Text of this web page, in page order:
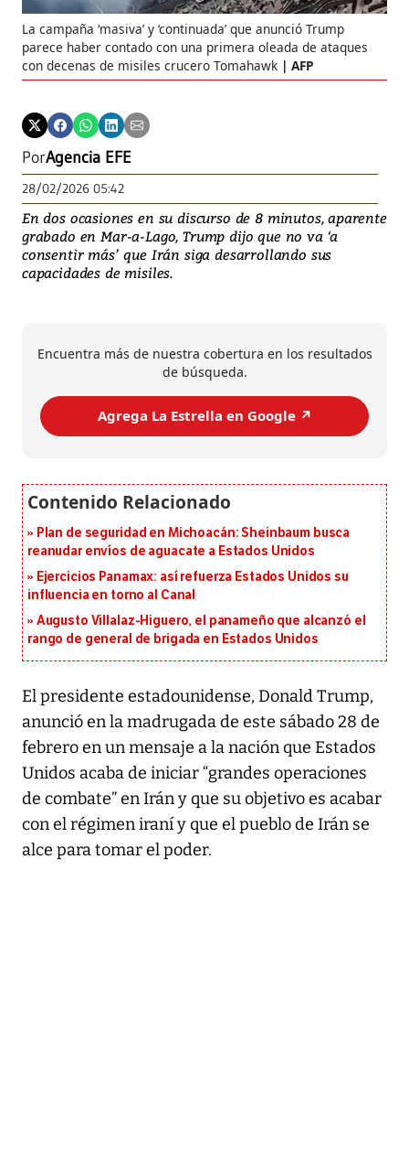
La campaña ‘masiva’ y ‘continuada’ que anunció Trump
parece haber contado con una primera oleada de ataques
con decenas de misiles crucero Tomahawk
AFP
PorAgencia EFE
28/02/2026 05:42
En dos ocasiones en su discurso de 8 minutos, aparente
grabado en Mar-a-Lago, Trump dijo que no va ‘a
consentir más’ que Irán siga desarrollando sus
capacidades de misiles.
Encuentra más de nuestra cobertura en los resultados
de búsqueda.
Agrega La Estrella en Google ↗️
Plan de seguridad en Michoacán: Sheinbaum busca
reanudar envíos de aguacate a Estados Unidos
Ejercicios Panamax: así refuerza Estados Unidos su
influencia en torno al Canal
Augusto Villalaz-Higuero, el panameño que alcanzó el
rango de general de brigada en Estados Unidos
El presidente estadounidense, Donald Trump,
anunció en la madrugada de este sábado 28 de
febrero en un mensaje a la nación que Estados
Unidos acaba de iniciar “grandes operaciones
de combate” en Irán y que su objetivo es acabar
con el régimen iraní y que el pueblo de Irán se
alce para tomar el poder.